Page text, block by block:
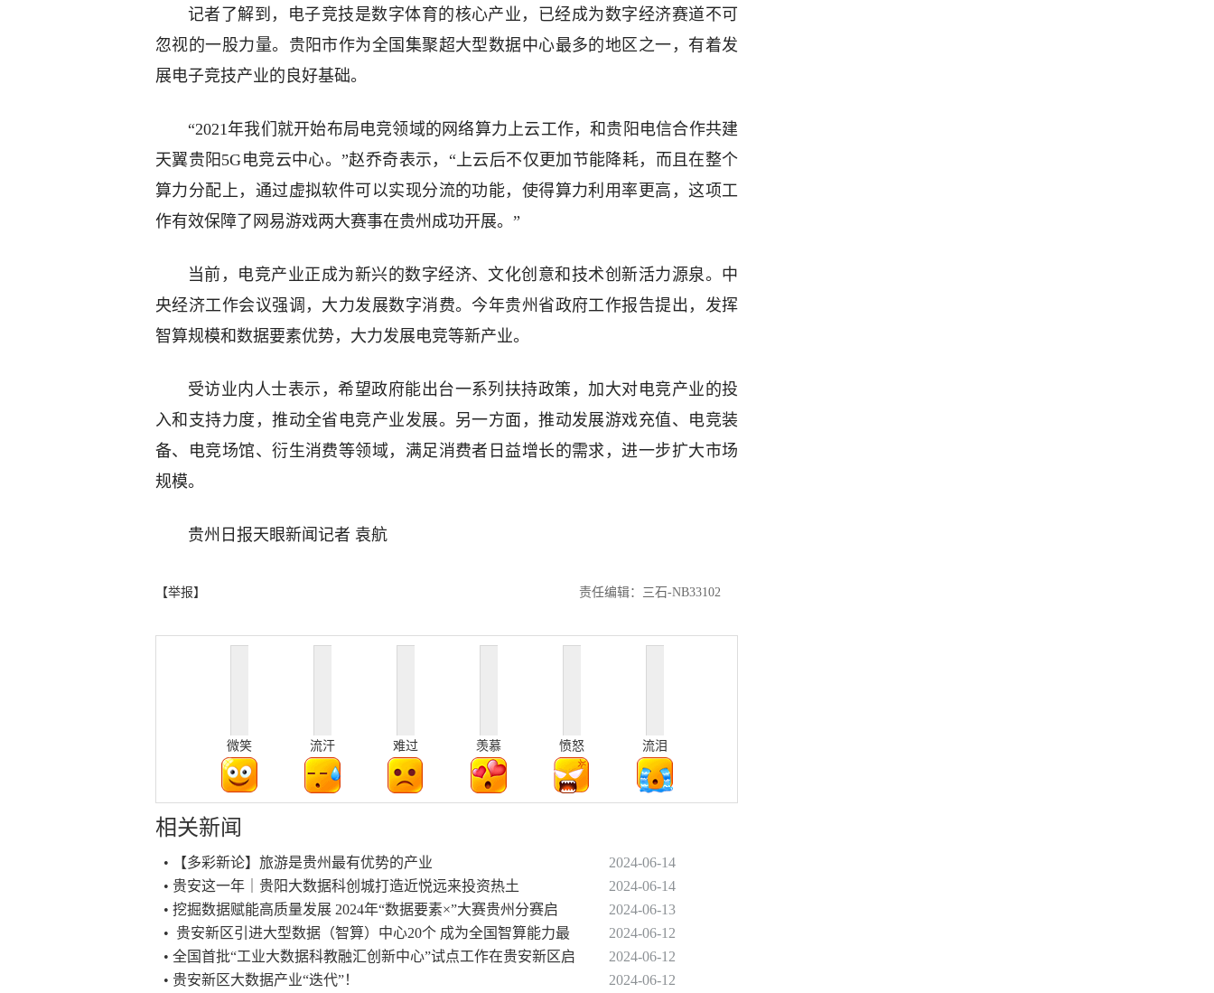
记者了解到，电子竞技是数字体育的核心产业，已经成为数字经济赛道不可
忽视的一股力量。贵阳市作为全国集聚超大型数据中心最多的地区之一，有着发
展电子竞技产业的良好基础。
“2021年我们就开始布局电竞领域的网络算力上云工作，和贵阳电信合作共建
天翼贵阳5G电竞云中心。”赵乔奇表示，“上云后不仅更加节能降耗，而且在整个
算力分配上，通过虚拟软件可以实现分流的功能，使得算力利用率更高，这项工
作有效保障了网易游戏两大赛事在贵州成功开展。”
当前，电竞产业正成为新兴的数字经济、文化创意和技术创新活力源泉。中
央经济工作会议强调，大力发展数字消费。今年贵州省政府工作报告提出，发挥
智算规模和数据要素优势，大力发展电竞等新产业。
受访业内人士表示，希望政府能出台一系列扶持政策，加大对电竞产业的投
入和支持力度，推动全省电竞产业发展。另一方面，推动发展游戏充值、电竞装
备、电竞场馆、衍生消费等领域，满足消费者日益增长的需求，进一步扩大市场
规模。
贵州日报天眼新闻记者 袁航
【举报】 责任编辑：三石-NB33102
微笑 流汗 难过 羡慕 愤怒 流泪
相关新闻
• 【多彩新论】旅游是贵州最有优势的产业
2024-06-14
• 贵安这一年｜贵阳大数据科创城打造近悦远来投资热土
2024-06-14
• 挖掘数据赋能高质量发展 2024年“数据要素×”大赛贵州分赛启
2024-06-13
• 贵安新区引进大型数据（智算）中心20个 成为全国智算能力最
2024-06-12
• 全国首批“工业大数据科教融汇创新中心”试点工作在贵安新区启
2024-06-12
• 贵安新区大数据产业“迭代”！
2024-06-12